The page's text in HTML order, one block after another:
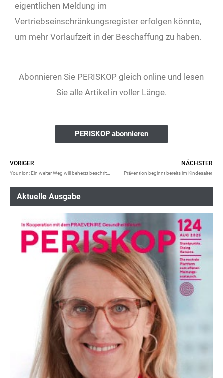
eigentlichen Meldung im
Vertriebseinschränkungsregister erfolgen könnte,
um mehr Vorlaufzeit in der Beschaffung zu haben.
Abonnieren Sie PERISKOP gleich online und lesen
Sie alle Artikel in voller Länge.
PERISKOP abonnieren
VORIGER NÄCHSTER
Prävention beginnt bereits im Kindesalter
Aktuelle Ausgabe